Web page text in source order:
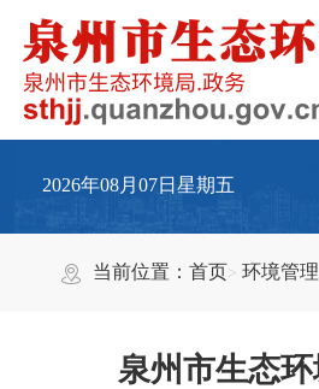
2026年08月07日星期五
当前位置：首页 环境管理
泉州市生态